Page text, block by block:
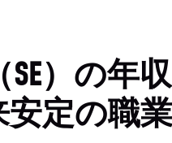
）の年
定の職業